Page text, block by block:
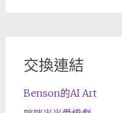
交換連結
Benson的AI Art